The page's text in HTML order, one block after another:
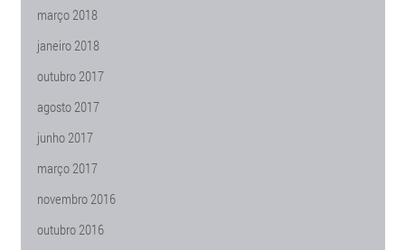
março 2018
janeiro 2018
outubro 2017
agosto 2017
junho 2017
março 2017
novembro 2016
outubro 2016